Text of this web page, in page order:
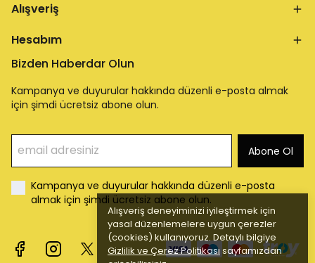
Alışveriş deneyiminizi iyileştirmek için
yasal düzenlemelere uygun çerezler
(cookies) kullanıyoruz. Detaylı bilgiye
Gizlilik ve Çerez Politikası sayfamızdan
Alışveriş
Hesabım
Bizden Haberdar Olun
Kampanya ve duyurular hakkında düzenli e-posta almak
için şimdi ücretsiz abone olun.
Abone Ol
Kampanya ve duyurular hakkında düzenli e-posta
almak için şimdi ücretsiz abone olun.